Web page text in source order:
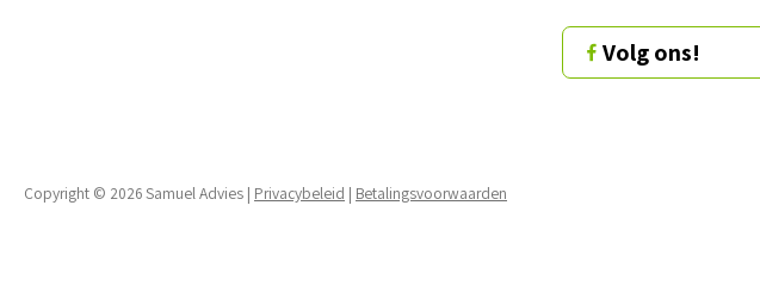
Volg ons!
Copyright © 2026 Samuel Advies | Privacybeleid | Betalingsvoorwaarden